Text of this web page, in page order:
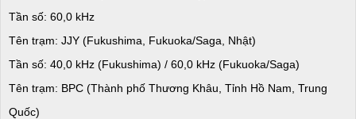
Tần số: 60,0 kHz
Tên trạm: JJY (Fukushima, Fukuoka/Saga, Nhật)
Tần số: 40,0 kHz (Fukushima) / 60,0 kHz (Fukuoka/Saga)
Tên trạm: BPC (Thành phố Thương Khâu, Tỉnh Hồ Nam, Trung
Quốc)